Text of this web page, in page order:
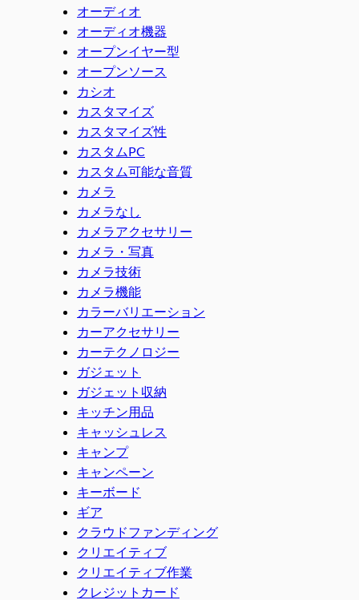
オーディオ
オーディオ機器
オープンイヤー型
オープンソース
カシオ
カスタマイズ
カスタマイズ性
カスタムPC
カスタム可能な音質
カメラ
カメラなし
カメラアクセサリー
カメラ・写真
カメラ技術
カメラ機能
カラーバリエーション
カーアクセサリー
カーテクノロジー
ガジェット
ガジェット収納
キッチン用品
キャッシュレス
キャンプ
キャンペーン
キーボード
ギア
クラウドファンディング
クリエイティブ
クリエイティブ作業
クレジットカード